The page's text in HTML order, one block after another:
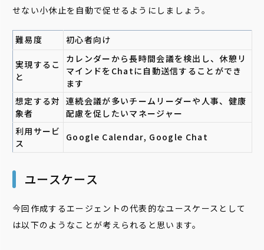
せない小休止を自動で促せるようにしましょう。
難易度 初心者向け
実現するこ
と
カレンダーから長時間会議を検出し、休憩リ
マインドをChatに自動送信することができ
ます
想定する対
象者
連続会議が多いチームリーダーや人事、健康
配慮を促したいマネージャー
利用サービ
ス
Google Calendar, Google Chat
ユースケース
今回作成するエージェントの代表的なユースケースとして
は以下のようなことが考えられると思います。